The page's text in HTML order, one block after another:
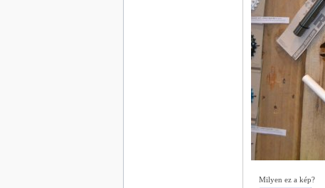
Milyen ez a kép?